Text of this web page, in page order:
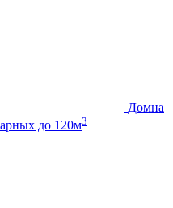
Домна
до 120м3